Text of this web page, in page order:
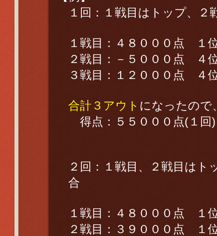
１回：１戦目はトップ、
１戦目：４８０００点 １
２戦目：－５０００点
３戦目：１２０００点
合計３アウト になったので
得点：５５０００点(１回)
２回：１戦目、２戦目は
合
１戦目：４８０００点 １
２戦目：３９０００点 １